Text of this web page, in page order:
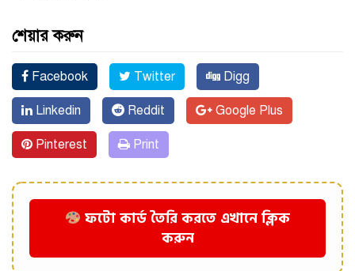
শেয়ার করুন
Facebook Twitter Digg
Linkedin Reddit Google Plus
Pinterest Print
ফটো কার্ড তৈরি করতে এখানে ক্লিক
করুন